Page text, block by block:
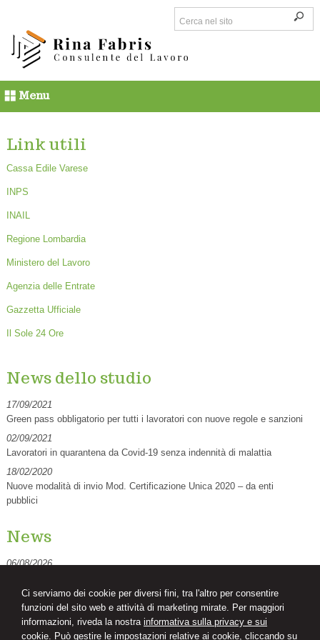
Ci serviamo dei cookie per diversi fini, tra l'altro per consentire
funzioni del sito web e attività di marketing mirate. Per maggiori
informazioni, riveda la nostra informativa sulla privacy e sui
cookie. Può gestire le impostazioni relative ai cookie, cliccando su
Menu
Link utili
Cassa Edile Varese
INPS
INAIL
Regione Lombardia
Ministero del Lavoro
Agenzia delle Entrate
Gazzetta Ufficiale
Il Sole 24 Ore
News dello studio
17/09/2021
Green pass obbligatorio per tutti i lavoratori con nuove regole e sanzioni
02/09/2021
Lavoratori in quarantena da Covid-19 senza indennità di malattia
18/02/2020
Nuove modalità di invio Mod. Certificazione Unica 2020 – da enti
pubblici
News
06/08/2026
e contrasto al caporalato
06/08/2026
Personale scolastico: cosa cambia dopo l'illegittimità del limite dei 70